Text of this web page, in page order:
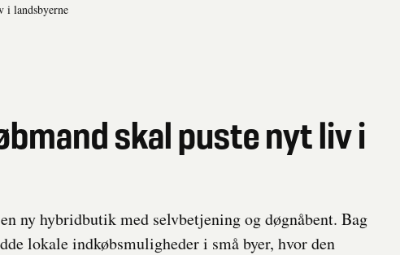
i landsbyerne
skal puste nyt liv i
ny hybridbutik med selvbetjening og døgnåbent. Bag
lokale indkøbsmuligheder i små byer, hvor den